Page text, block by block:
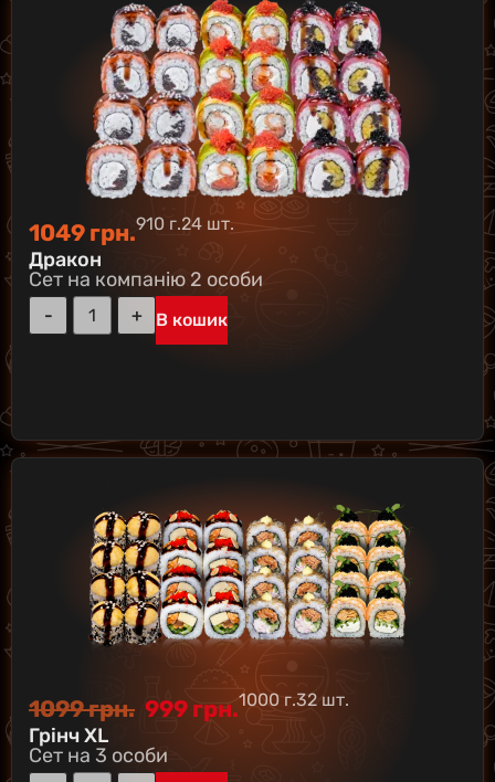
1049 грн.910 г.24 шт.
Дракон
Сет на компанію 2 особи
В кошик
1099грн. 999 грн.1000 г.32 шт.
Грінч XL
Сет на 3 особи